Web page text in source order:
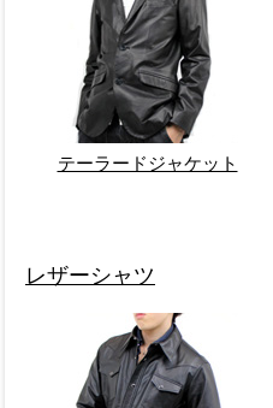
テーラードジャケット
レザーシャツ